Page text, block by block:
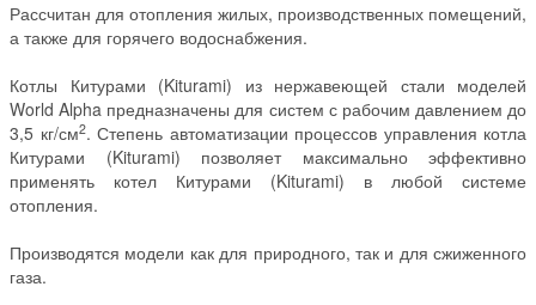
Рассчитан для отопления жилых, производственных помещений,
а также для горячего водоснабжения.
Котлы Китурами (Kiturami) из нержавеющей стали моделей
World Alpha предназначены для систем с рабочим давлением до
3,5 кг/см2. Степень автоматизации процессов управления котла
Китурами (Kiturami) позволяет максимально эффективно
применять котел Китурами (Kiturami) в любой системе
отопления.
Производятся модели как для природного, так и для сжиженного
газа.